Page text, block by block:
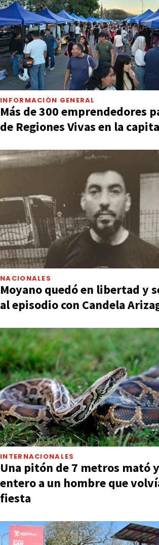
INFORMACIÓN GENERAL
Más de 300 emprendedores
de Regiones Vivas en la
NACIONALES
Moyano quedó en libertad y
al episodio con Candela
INTERNACIONALES
Una pitón de 7 metros mató
entero a un hombre que
fiesta